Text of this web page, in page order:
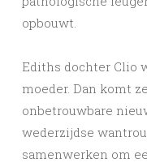
opbouwt.
Ediths dochter Clio
moeder. Dan komt
onbetrouwbare
wederzijdse
samenwerken om